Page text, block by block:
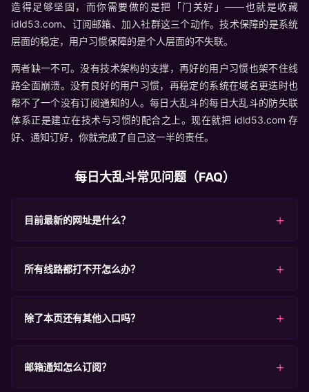
造得足够坚固，而你需要做的是把「门关好」——也就是收藏
idld53.com、订阅邮箱、加入社群这三个动作。技术保障的是系统
层面的稳定，用户习惯保障的是个人层面的不失联。
两者缺一不可。没有技术架构的支撑，再好的用户习惯也架不住线
路全面崩溃。没有良好的用户习惯，再稳定的系统在域名更迭时也
帮不了一个没有订阅通知的人。每日大乱斗的每日大乱斗的防失联
体系正是建立在技术与习惯的配合之上。现在就把 idld53.com 存
好、通知订好，你就完成了自己这一半的责任。
每日大乱斗常见问题（FAQ）
目前最新的网址是什么？
所有线路都打不开怎么办？
除了本页还有其他入口吗？
邮箱通知怎么订阅？